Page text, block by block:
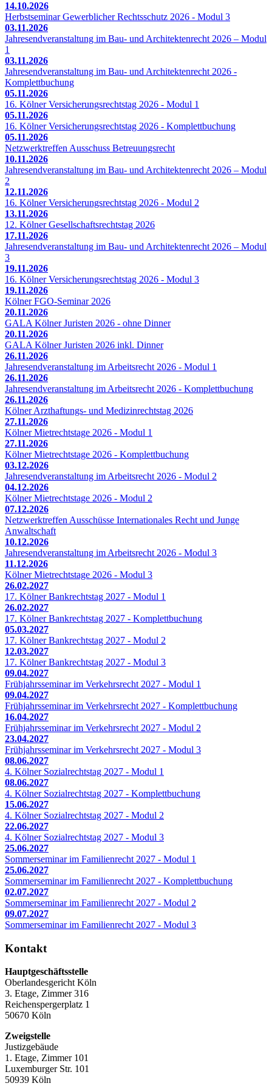
14.10.2026
Herbstseminar Gewerblicher Rechtsschutz 2026 - Modul 3
03.11.2026
Jahresendveranstaltung im Bau- und Architektenrecht 2026 – Modul
1
03.11.2026
Jahresendveranstaltung im Bau- und Architektenrecht 2026 -
Komplettbuchung
05.11.2026
16. Kölner Versicherungsrechtstag 2026 - Modul 1
05.11.2026
16. Kölner Versicherungsrechtstag 2026 - Komplettbuchung
05.11.2026
Netzwerktreffen Ausschuss Betreuungsrecht
10.11.2026
Jahresendveranstaltung im Bau- und Architektenrecht 2026 – Modul
2
12.11.2026
16. Kölner Versicherungsrechtstag 2026 - Modul 2
13.11.2026
12. Kölner Gesellschaftsrechtstag 2026
17.11.2026
Jahresendveranstaltung im Bau- und Architektenrecht 2026 – Modul
3
19.11.2026
16. Kölner Versicherungsrechtstag 2026 - Modul 3
19.11.2026
Kölner FGO-Seminar 2026
20.11.2026
GALA Kölner Juristen 2026 - ohne Dinner
20.11.2026
GALA Kölner Juristen 2026 inkl. Dinner
26.11.2026
Jahresendveranstaltung im Arbeitsrecht 2026 - Modul 1
26.11.2026
Jahresendveranstaltung im Arbeitsrecht 2026 - Komplettbuchung
26.11.2026
Kölner Arzthaftungs- und Medizinrechtstag 2026
27.11.2026
Kölner Mietrechtstage 2026 - Modul 1
27.11.2026
Kölner Mietrechtstage 2026 - Komplettbuchung
03.12.2026
Jahresendveranstaltung im Arbeitsrecht 2026 - Modul 2
04.12.2026
Kölner Mietrechtstage 2026 - Modul 2
07.12.2026
Netzwerktreffen Ausschüsse Internationales Recht und Junge
Anwaltschaft
10.12.2026
Jahresendveranstaltung im Arbeitsrecht 2026 - Modul 3
11.12.2026
Kölner Mietrechtstage 2026 - Modul 3
26.02.2027
17. Kölner Bankrechtstag 2027 - Modul 1
26.02.2027
17. Kölner Bankrechtstag 2027 - Komplettbuchung
05.03.2027
17. Kölner Bankrechtstag 2027 - Modul 2
12.03.2027
17. Kölner Bankrechtstag 2027 - Modul 3
09.04.2027
Frühjahrsseminar im Verkehrsrecht 2027 - Modul 1
09.04.2027
Frühjahrsseminar im Verkehrsrecht 2027 - Komplettbuchung
16.04.2027
Frühjahrsseminar im Verkehrsrecht 2027 - Modul 2
23.04.2027
Frühjahrsseminar im Verkehrsrecht 2027 - Modul 3
08.06.2027
4. Kölner Sozialrechtstag 2027 - Modul 1
08.06.2027
4. Kölner Sozialrechtstag 2027 - Komplettbuchung
15.06.2027
4. Kölner Sozialrechtstag 2027 - Modul 2
22.06.2027
4. Kölner Sozialrechtstag 2027 - Modul 3
25.06.2027
Sommerseminar im Familienrecht 2027 - Modul 1
25.06.2027
Sommerseminar im Familienrecht 2027 - Komplettbuchung
02.07.2027
Sommerseminar im Familienrecht 2027 - Modul 2
09.07.2027
Sommerseminar im Familienrecht 2027 - Modul 3
Kontakt
Hauptgeschäftsstelle
Oberlandesgericht Köln
3. Etage, Zimmer 316
Reichenspergerplatz 1
50670 Köln
Zweigstelle
Justizgebäude
1. Etage, Zimmer 101
Luxemburger Str. 101
50939 Köln